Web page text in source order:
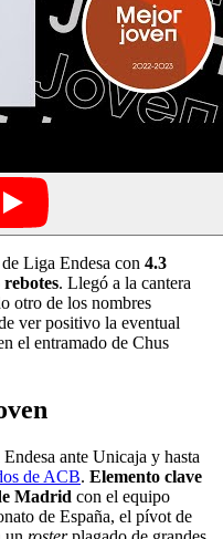
Liga Endesa con 4.3
. Llegó a la cantera
otro de los nombres
ver positivo la eventual
el entramado de Chus
ante Unicaja y hasta
de ACB. Elemento clave
Madrid con el equipo
de España, el pívot de